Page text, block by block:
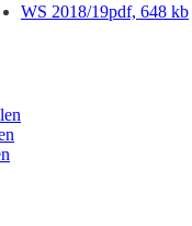
WS 2018/19pdf, 648 kb